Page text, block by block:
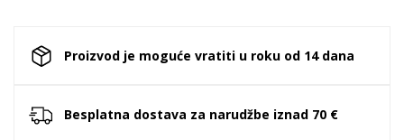
Proizvod je moguće vratiti u roku od 14 dana
Besplatna dostava za narudžbe iznad 70 €